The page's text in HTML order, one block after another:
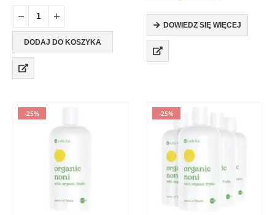
nadmiar wody z
metabolizm, wspomaga
trawienie i zapobiega
wchłanianiu tłuszczów, a
DODAJ DO KOSZYKA
procesy regeneracji
komórek · zapobiega
absorpcji toksyn z jelit ·
DOWIEDZ SIĘ WIĘCEJ
-25% -25%